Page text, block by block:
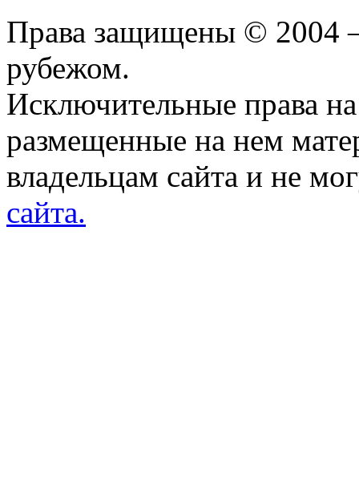
Права защищены © 2004
рубежом.
Исключительные права
размещенные на нем
владельцам сайта и не
сайта.